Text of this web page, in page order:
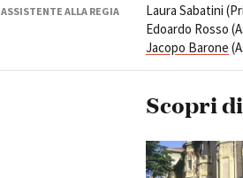
ASSISTENTE ALLA REGIA Laura Sabatini
Edoardo Rosso
Jacopo Barone
Scopri